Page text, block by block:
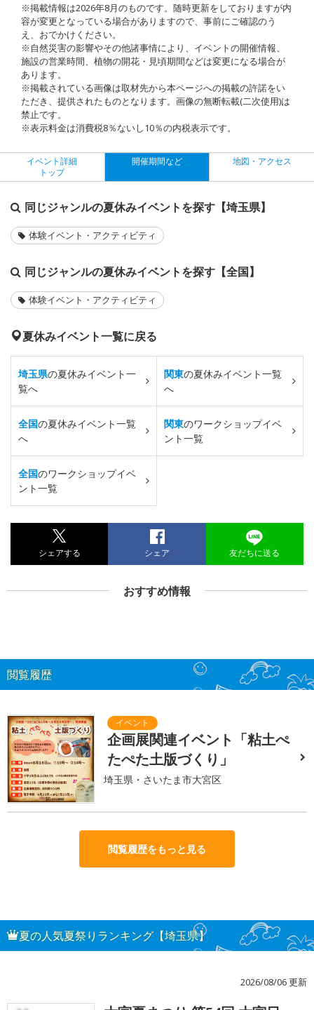
※掲載情報は2026年8月のものです。随時更新をしておりますが内
容が変更となっている場合がありますので、事前にご確認のう
え、おでかけください。
※自然災害の影響やその他諸事情により、イベントの開催情報、
施設の営業時間、植物の開花・見頃期間などは変更になる場合が
あります。
※掲載されている画像は取材先から本ページへの掲載の許諾をい
ただき、提供されたものとなります。画像の無断転載(二次使用)は
禁止です。
※表示料金は消費税8％ないし10％の内税表示です。
イベント詳細
トップ
開催期間など 地図・アクセス
同じジャンルの夏休みイベントを探す【埼玉県】
体験イベント・アクティビティ
同じジャンルの夏休みイベントを探す【全国】
体験イベント・アクティビティ
夏休みイベント一覧に戻る
埼玉県の夏休みイベント一
覧へ
関東の夏休みイベント一覧
へ
全国の夏休みイベント一覧
へ
関東のワークショップイベ
ント一覧
全国のワークショップイベ
ント一覧
シェアする シェア 友だちに送る
おすすめ情報
閲覧履歴
企画展関連イベント「粘土ぺ
たぺた土版づくり」
埼玉県・さいたま市大宮区
閲覧履歴をもっと見る
夏の人気夏祭りランキング【埼玉県】
2026/08/06 更新